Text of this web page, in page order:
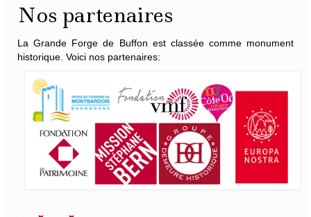
Nos partenaires
La Grande Forge de Buffon est classée comme monument
historique. Voici nos partenaires: